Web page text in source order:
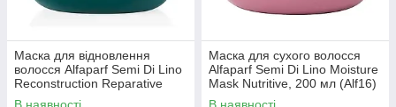
Маска для відновлення
волосся Alfaparf Semi Di Lino
Reconstruction Reparative
Mask, 200 мл (Alf14)
Маска для сухого волосся
Alfaparf Semi Di Lino Moisture
Mask Nutritive, 200 мл (Alf16)